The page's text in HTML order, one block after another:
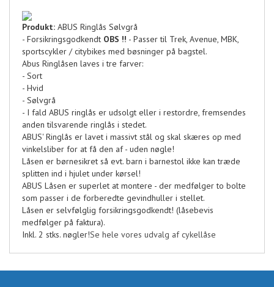
Produkt: ABUS Ringlås Sølvgrå
- Forsikringsgodkendt OBS !! - Passer til Trek, Avenue, MBK,
sportscykler / citybikes med bøsninger på bagstel.
Abus Ringlåsen laves i tre farver:
- Sort
- Hvid
- Sølvgrå
- I fald ABUS ringlås er udsolgt eller i restordre, fremsendes
anden tilsvarende ringlås i stedet.
ABUS' Ringlås er lavet i massivt stål og skal skæres op med
vinkelsliber for at få den af - uden nøgle!
Låsen er børnesikret så evt. barn i barnestol ikke kan træde
splitten ind i hjulet under kørsel!
ABUS Låsen er superlet at montere - der medfølger to bolte
som passer i de forberedte gevindhuller i stellet.
Låsen er selvfølglig forsikringsgodkendt! (låsebevis
medfølger på faktura).
Inkl. 2 stks. nøgler!Se hele vores udvalg af cykellåse